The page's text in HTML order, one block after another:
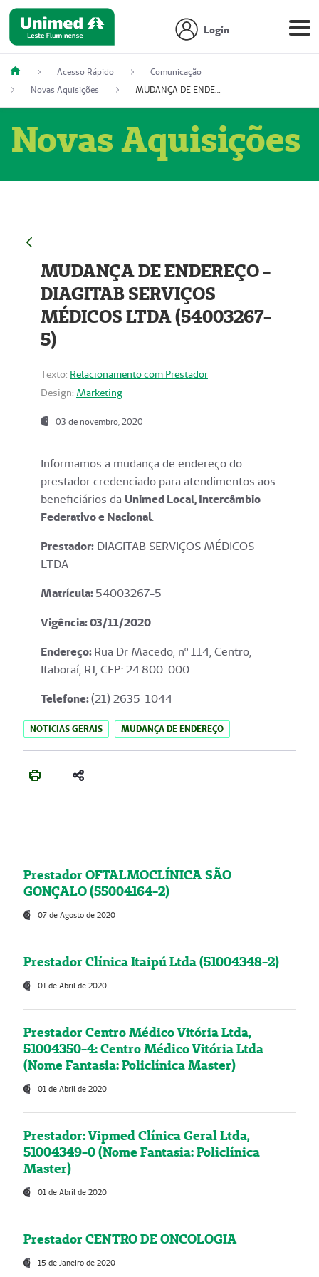
Login
Acesso Rápido
Comunicação
Novas Aquisições
MUDANÇA DE ENDEREÇO - DIAGITAB SERVIÇOS MÉDICOS LTDA (54003267-5)
Novas Aquisições
MUDANÇA DE ENDEREÇO -
DIAGITAB SERVIÇOS
MÉDICOS LTDA (54003267-
5)
Texto: Relacionamento com Prestador
Design: Marketing
03 de novembro, 2020
Informamos a mudança de endereço do
prestador credenciado para atendimentos aos
beneficiários da Unimed Local, Intercâmbio
Federativo e Nacional.
Prestador: DIAGITAB SERVIÇOS MÉDICOS
LTDA
Matrícula:54003267-5
Vigência: 03/11/2020
Endereço:Rua Dr Macedo, nº 114, Centro,
Itaboraí, RJ, CEP: 24.800-000
Telefone:(21) 2635-1044
NOTICIAS GERAIS MUDANÇA DE ENDEREÇO
Prestador OFTALMOCLÍNICA SÃO
GONÇALO (55004164-2)
07 de Agosto de 2020
Prestador Clínica Itaipú Ltda (51004348-2)
01 de Abril de 2020
Prestador Centro Médico Vitória Ltda,
51004350-4: Centro Médico Vitória Ltda
(Nome Fantasia: Policlínica Master)
01 de Abril de 2020
Prestador: Vipmed Clínica Geral Ltda,
51004349-0 (Nome Fantasia: Policlínica
Master)
01 de Abril de 2020
Prestador CENTRO DE ONCOLOGIA
15 de Janeiro de 2020